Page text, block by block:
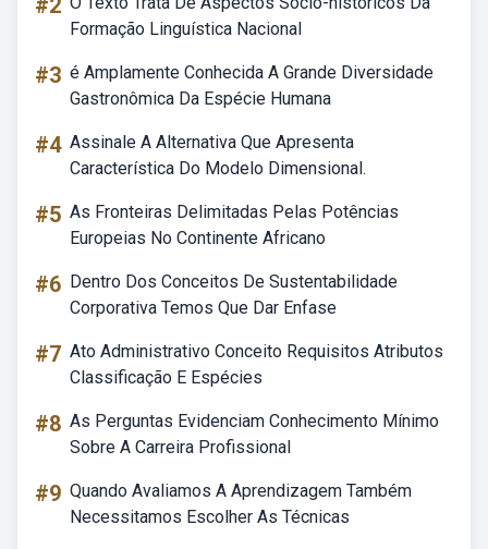
#2
Formação Linguística Nacional
#3 é Amplamente Conhecida A Grande Diversidade
Gastronômica Da Espécie Humana
#4 Assinale A Alternativa Que Apresenta
Característica Do Modelo Dimensional.
#5 As Fronteiras Delimitadas Pelas Potências
Europeias No Continente Africano
#6 Dentro Dos Conceitos De Sustentabilidade
Corporativa Temos Que Dar Enfase
#7 Ato Administrativo Conceito Requisitos Atributos
Classificação E Espécies
#8 As Perguntas Evidenciam Conhecimento Mínimo
Sobre A Carreira Profissional
#9 Quando Avaliamos A Aprendizagem Também
Necessitamos Escolher As Técnicas